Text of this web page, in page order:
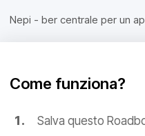
Nepi - ber centrale per un
Come funziona?
Salva questo